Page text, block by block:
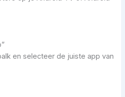
en selecteer de juiste app van